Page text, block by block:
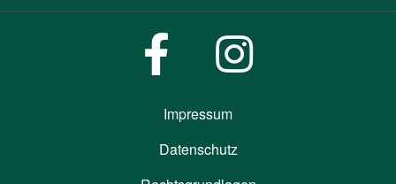
Impressum
Datenschutz